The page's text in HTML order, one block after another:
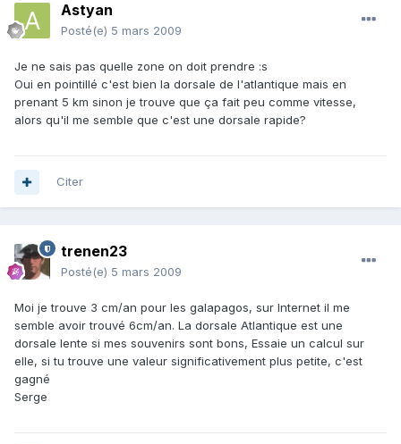
Astyan
Posté(e) 5 mars 2009
Je ne sais pas quelle zone on doit prendre :s
Oui en pointillé c'est bien la dorsale de l'atlantique mais en
prenant 5 km sinon je trouve que ça fait peu comme vitesse,
alors qu'il me semble que c'est une dorsale rapide?
Citer
trenen23
Posté(e) 5 mars 2009
Moi je trouve 3 cm/an pour les galapagos, sur Internet il me
semble avoir trouvé 6cm/an. La dorsale Atlantique est une
dorsale lente si mes souvenirs sont bons, Essaie un calcul sur
elle, si tu trouve une valeur significativement plus petite, c'est
gagné
Serge